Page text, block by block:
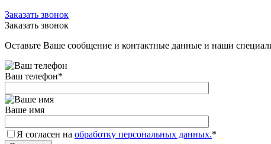
Заказать звонок
Заказать звонок
Оставьте Ваше сообщение и контактные данные и наши
Ваш телефон*
Ваше имя
Я согласен на обработку персональных данных.*